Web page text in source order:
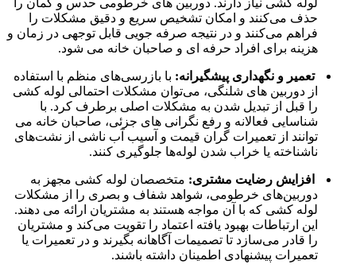
حذف می‌کنند و امکان تشخیص سریع و دقیق مشکلات را
فراهم می‌کنند و در نتیجه صرفه جویی قابل توجهی در زمان و
هزینه برای افراد حرفه ای و صاحبان خانه می شود.
تعمیر و نگهداری پیشگیرانه: با بازرسی‌های منظم با استفاده
از دوربین های شلنگی، می‌توان مشکلات احتمالی لوله کشی
را قبل از تبدیل شدن به مشکلات اصلی برطرف کرد. با
شناسایی فعالانه و رفع نگرانی های جزئی، صاحبان خانه می
توانند از تعمیرات گران قیمت و آسیب آب ناشی از نشت‌های
ناشناخته یا خراب شدن لوله‌ها جلوگیری کنند.
افزایش رضایت مشتری: متخصصان لوله کشی مجهز به
دوربین‌های خرطومی، شواهد شفاف و بصری را از مشکلات
لوله کشی که با آن مواجه هستند به مشتریان ارائه می دهند.
این ارتباطات بهبود یافته اعتماد را تقویت می‌کند و مشتریان
را قادر می‌سازد تا تصمیمات آگاهانه بگیرند و در تعمیرات یا
تعمیرات پیشنهادی اطمینان داشته باشند.